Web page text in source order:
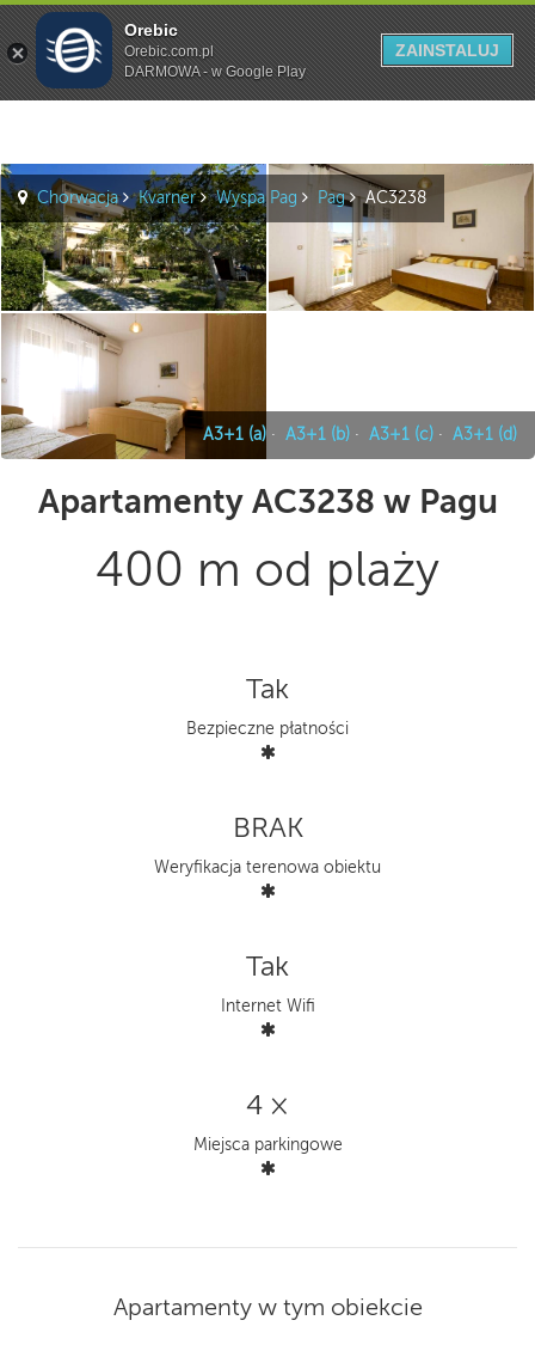
Szukaj
A3+1 (a) · A3+1 (b) · A3+1 (c) · A3+1 (d)
Chorwacja Kvarner Wyspa Pag Pag AC3238
Apartamenty AC3238 w Pagu
400 m od plaży
Tak
Bezpieczne płatności
BRAK
Weryfikacja terenowa obiektu
Tak
Internet Wifi
4 ×
Miejsca parkingowe
Apartamenty w tym obiekcie
Orebic
Orebic.com.pl
DARMOWA - w Google Play
ZAINSTALUJ